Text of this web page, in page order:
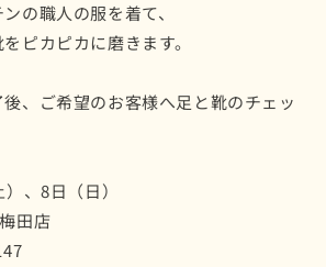
の職人の服を着て、
ピカピカに磨きます。
、
ご希望のお客様へ足と靴のチェッ
、8日（日）
田店